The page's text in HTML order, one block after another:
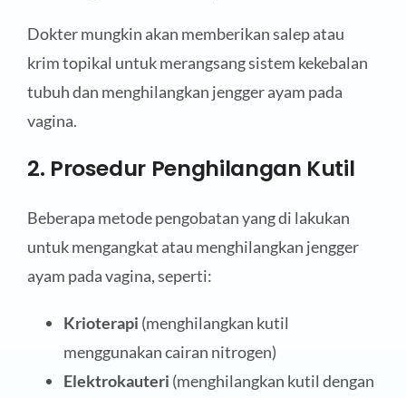
Dokter mungkin akan memberikan salep atau
krim topikal untuk merangsang sistem kekebalan
tubuh dan menghilangkan jengger ayam pada
vagina.
2. Prosedur Penghilangan Kutil
Beberapa metode pengobatan yang di lakukan
untuk mengangkat atau menghilangkan jengger
ayam pada vagina, seperti:
Krioterapi (menghilangkan kutil
menggunakan cairan nitrogen)
Elektrokauteri (menghilangkan kutil dengan